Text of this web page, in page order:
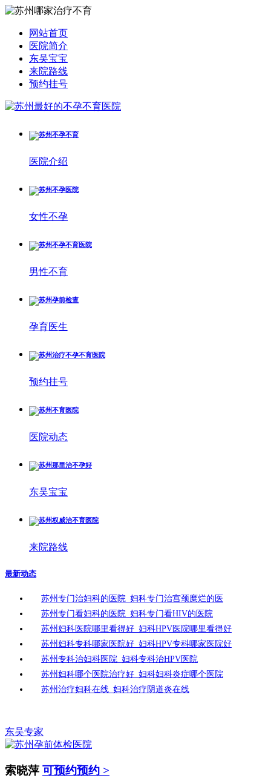
网站首页
医院简介
东吴宝宝
来院路线
预约挂号
医院介绍
女性不孕
男性不育
孕育医生
预约挂号
医院动态
东吴宝宝
来院路线
最新动态
苏州专门治妇科的医院_妇科专门治宫颈糜烂的医
苏州专门看妇科的医院_妇科专门看HIV的医院
苏州妇科医院哪里看得好_妇科HPV医院哪里看得好
苏州妇科专科哪家医院好_妇科HPV专科哪家医院好
苏州专科治妇科医院_妇科专科治HPV医院
苏州妇科哪个医院治疗好_妇科妇科炎症哪个医院
苏州治疗妇科在线_妇科治疗阴道炎在线
东吴专家
索晓萍 可预约预约 >